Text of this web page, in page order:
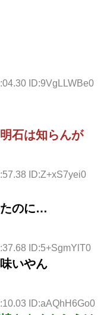
ID:9VgLLWBe0
石は知らんが
ID:Z+xS7yei0
たのに…
ID:5+SgmYlT0
いやん
ID:aAQhH6Go0